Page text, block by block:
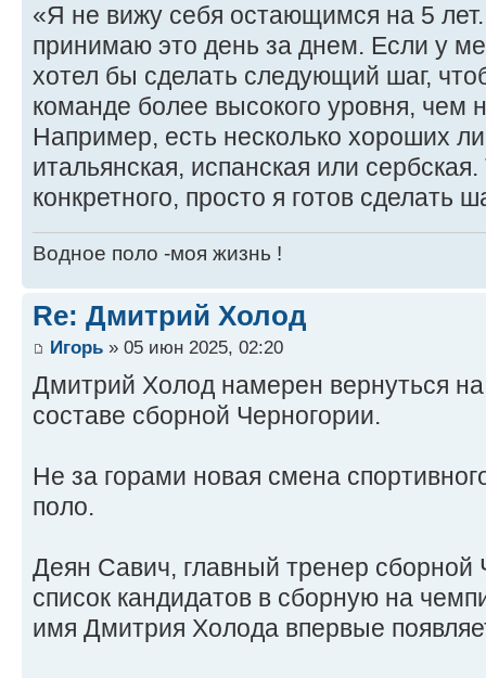
«Я не вижу себя остающимся на 5 лет.
принимаю это день за днем. Если у
хотел бы сделать следующий шаг,
команде более высокого уровня, чем
Например, есть несколько хороших
итальянская, испанская или сербская.
конкретного, просто я готов сделать
Водное поло -моя жизнь !
Re: Дмитрий Холод
Игорь » 05 июн 2025, 02:20
Дмитрий Холод намерен вернуться
составе сборной Черногории.
Не за горами новая смена
поло.
Деян Савич, главный тренер сборной
список кандидатов в сборную на
имя Дмитрия Холода впервые